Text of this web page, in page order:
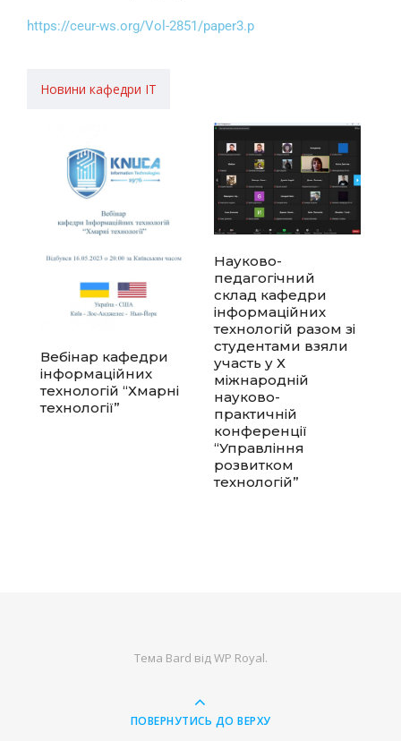
https://ceur-ws.org/Vol-2851/paper3.p
Новини кафедри ІТ
Вебінар кафедри
інформаційних
технологій “Хмарні
технології”
Науково-
педагогічний
склад кафедри
інформаційних
технологій разом зі
студентами взяли
участь у Х
міжнародній
науково-
практичній
конференції
“Управління
розвитком
технологій”
Тема Bard відWP Royal.
ПОВЕРНУТИСЬ ДО ВЕРХУ